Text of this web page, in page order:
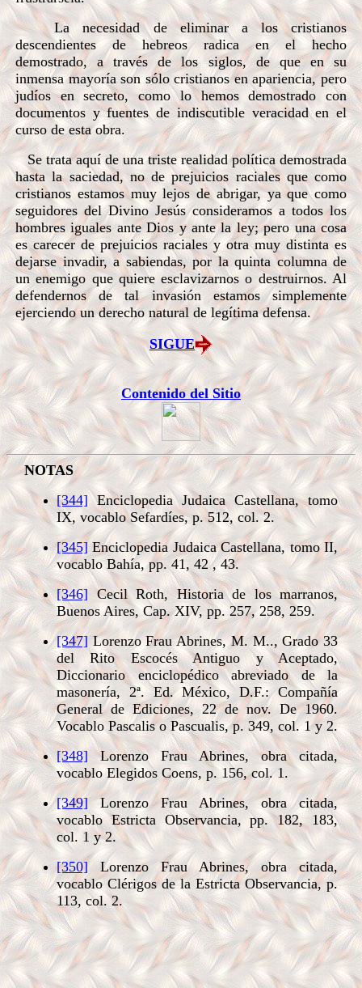
La necesidad de eliminar a los cristianos
descendientes de hebreos radica en el hecho
demostrado, a través de los siglos, de que en su
inmensa mayoría son sólo cristianos en apariencia, pero
judíos en secreto, como lo hemos demostrado con
documentos y fuentes de indiscutible veracidad en el
curso de esta obra.
Se trata aquí de una triste realidad política demostrada
hasta la saciedad, no de prejuicios raciales que como
cristianos estamos muy lejos de abrigar, ya que como
seguidores del Divino Jesús consideramos a todos los
hombres iguales ante Dios y ante la ley; pero una cosa
es carecer de prejuicios raciales y otra muy distinta es
dejarse invadir, a sabiendas, por la quinta columna de
un enemigo que quiere esclavizarnos o destruirnos. Al
defendernos de tal invasión estamos simplemente
ejerciendo un derecho natural de legítima defensa.
SIGUE
Contenido del Sitio
NOTAS
[344] Enciclopedia Judaica Castellana, tomo
IX, vocablo Sefardíes, p. 512, col. 2.
[345] Enciclopedia Judaica Castellana, tomo II,
vocablo Bahía, pp. 41, 42 , 43.
[346] Cecil Roth, Historia de los marranos,
Buenos Aires, Cap. XIV, pp. 257, 258, 259.
[347] Lorenzo Frau Abrines, M. M.., Grado 33
del Rito Escocés Antiguo y Aceptado,
Diccionario enciclopédico abreviado de la
masonería, 2ª. Ed. México, D.F.: Compañía
General de Ediciones, 22 de nov. De 1960.
Vocablo Pascalis o Pascualis, p. 349, col. 1 y 2.
[348] Lorenzo Frau Abrines, obra citada,
vocablo Elegidos Coens, p. 156, col. 1.
[349] Lorenzo Frau Abrines, obra citada,
vocablo Estricta Observancia, pp. 182, 183,
col. 1 y 2.
[350]Lorenzo Frau Abrines, obra citada,
vocablo Clérigos de la Estricta Observancia, p.
113, col. 2.